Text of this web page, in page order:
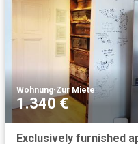
Wohnung·Zur Miete
1.340 €